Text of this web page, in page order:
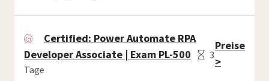
Certified: Power Automate RPA
Developer Associate | Exam PL-500
3
Tage
Preise
>